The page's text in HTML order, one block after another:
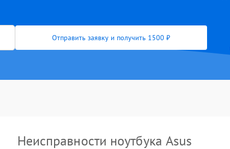
Отправить заявку и получить 1500 ₽
Неисправности ноутбука Asus